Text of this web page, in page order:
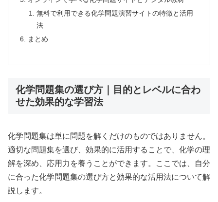
無料で利用できる化学問題演習サイトの特徴と活用
法
まとめ
化学問題集の選び方｜目的とレベルに合わ
せた効果的な学習法
化学問題集は単に問題を解くだけのものではありません。
適切な問題集を選び、効果的に活用することで、化学の理
解を深め、応用力を養うことができます。ここでは、自分
に合った化学問題集の選び方と効果的な活用法について解
説します。